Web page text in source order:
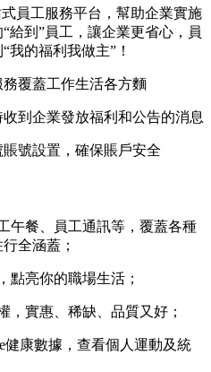
員工服務平台，幫助企業實施
給到”員工，讓企業更省心，員
我的福利我做主”！
覆蓋工作生活各方麵
到企業發放福利和公告的消息
號設置，確保賬戶安全
午餐、員工通訊等，覆蓋各種
全涵蓋；
點亮你的職場生活；
，實惠、稀缺、品質又好；
健康數據，查看個人運動及統